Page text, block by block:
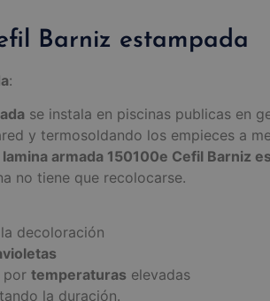
Barniz estampada
:
se instala en piscinas publicas en
y termosoldando los empieces a
lamina armada 150100e Cefil Barniz
no tiene que recolocarse.
decoloración
por temperaturas elevadas
la duración.